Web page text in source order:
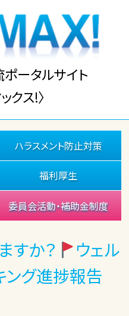
ータルサイト
クス!〉
ハラスメント防止対策
福利厚生
委員会活動・補助金制度
すか？
ウェル
ング進捗報告